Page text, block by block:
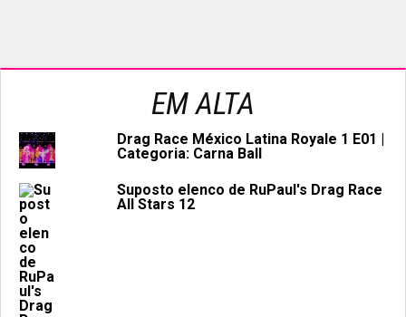
EM ALTA
Drag Race México Latina Royale 1 E01 |
Categoria: Carna Ball
Suposto elenco de RuPaul's Drag Race
All Stars 12